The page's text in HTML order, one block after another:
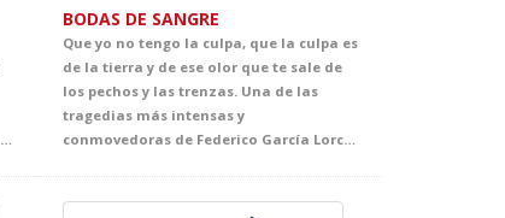
océano. Entre mapas secretos, tesoros escondidos, capitanes extravagantes y marineros nada convencionales, el alumnado se sumergirá en un espectáculo trepidante, muy visual y cargado de situaciones divertidas. Una propuesta escénica pensada para mantener la atención de principio a fin y convertir el inglés en una auténtica aventura.
BODAS DE SANGRE
Que yo no tengo la culpa, que la culpa es
de la tierra y de ese olor que te sale de
los pechos y las trenzas. Una de las
tragedias más intensas y
conmovedoras de Federico García Lorca, donde el deseo, el destino y la pasión se enfrentan a la norma, el honor y la tradición. Bodas de sangre abre al alumnado las puertas del universo lorquiano a través de una puesta en escena de gran fuerza simbólica, cuidada al detalle y concebida para acercarles a una de las cimas de nuestro teatro. Una oportunidad única para descubrir la vigencia, la belleza y la potencia dramática de un clásico imprescindible.